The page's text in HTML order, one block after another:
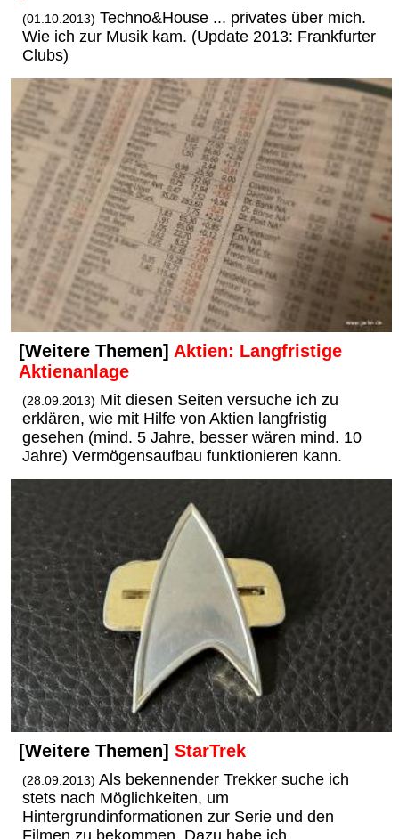
(01.10.2013) Techno&House ... privates über mich.
Wie ich zur Musik kam. (Update 2013: Frankfurter
Clubs)
[Weitere Themen] Aktien: Langfristige
Aktienanlage
(28.09.2013) Mit diesen Seiten versuche ich zu
erklären, wie mit Hilfe von Aktien langfristig
gesehen (mind. 5 Jahre, besser wären mind. 10
Jahre) Vermögensaufbau funktionieren kann.
[Weitere Themen] StarTrek
(28.09.2013) Als bekennender Trekker suche ich
stets nach Möglichkeiten, um
Hintergrundinformationen zur Serie und den
Filmen zu bekommen. Dazu habe ich